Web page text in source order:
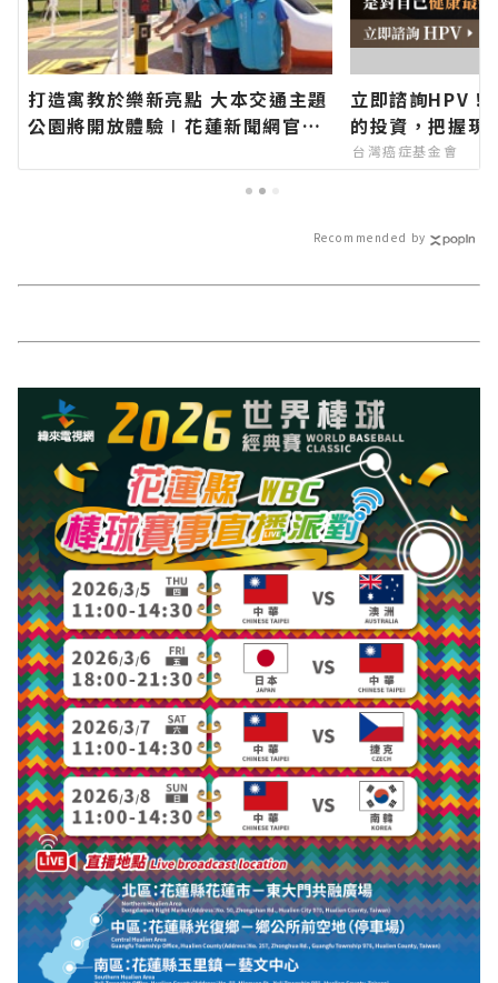
打造寓教於樂新亮點 大本交通主題
公園將開放體驗∣花蓮新聞網官方
報導 最新的在地資訊！
立即諮詢HPV！
的投資，把握現
台灣癌症基金會
Recommended by